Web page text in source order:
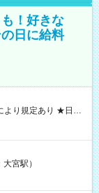
！好きな
日に給料
GET♪ お仕事後はコ
】試
宮駅）